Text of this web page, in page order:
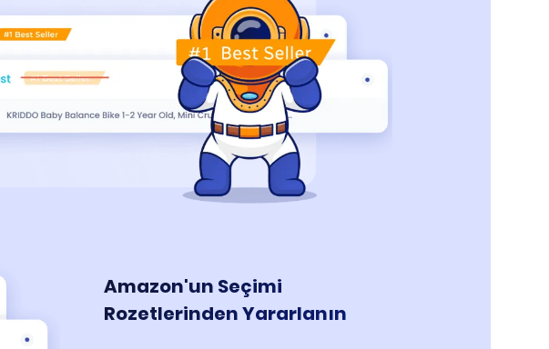
Amazon'un Seçimi
Rozetlerinden Yararlanın